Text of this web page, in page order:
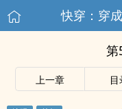
快穿：穿
第
上一章 目